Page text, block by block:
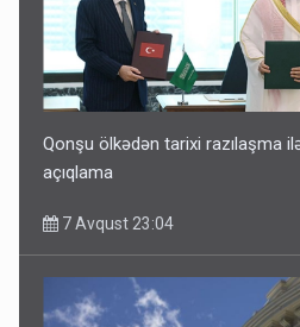
Qonşu ölkədən tarixi razılaşma
açıqlama
7 Avqust 23:04